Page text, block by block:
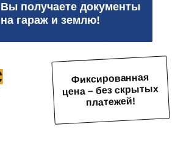
Вы получаете документы
на гараж и землю!
Фиксированная
цена – без скрытых
платежей!